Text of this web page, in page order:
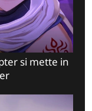
si mette in